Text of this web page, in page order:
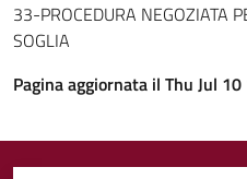
33-PROCEDURA NEGOZIATA
SOGLIA
Pagina aggiornata il Thu Jul